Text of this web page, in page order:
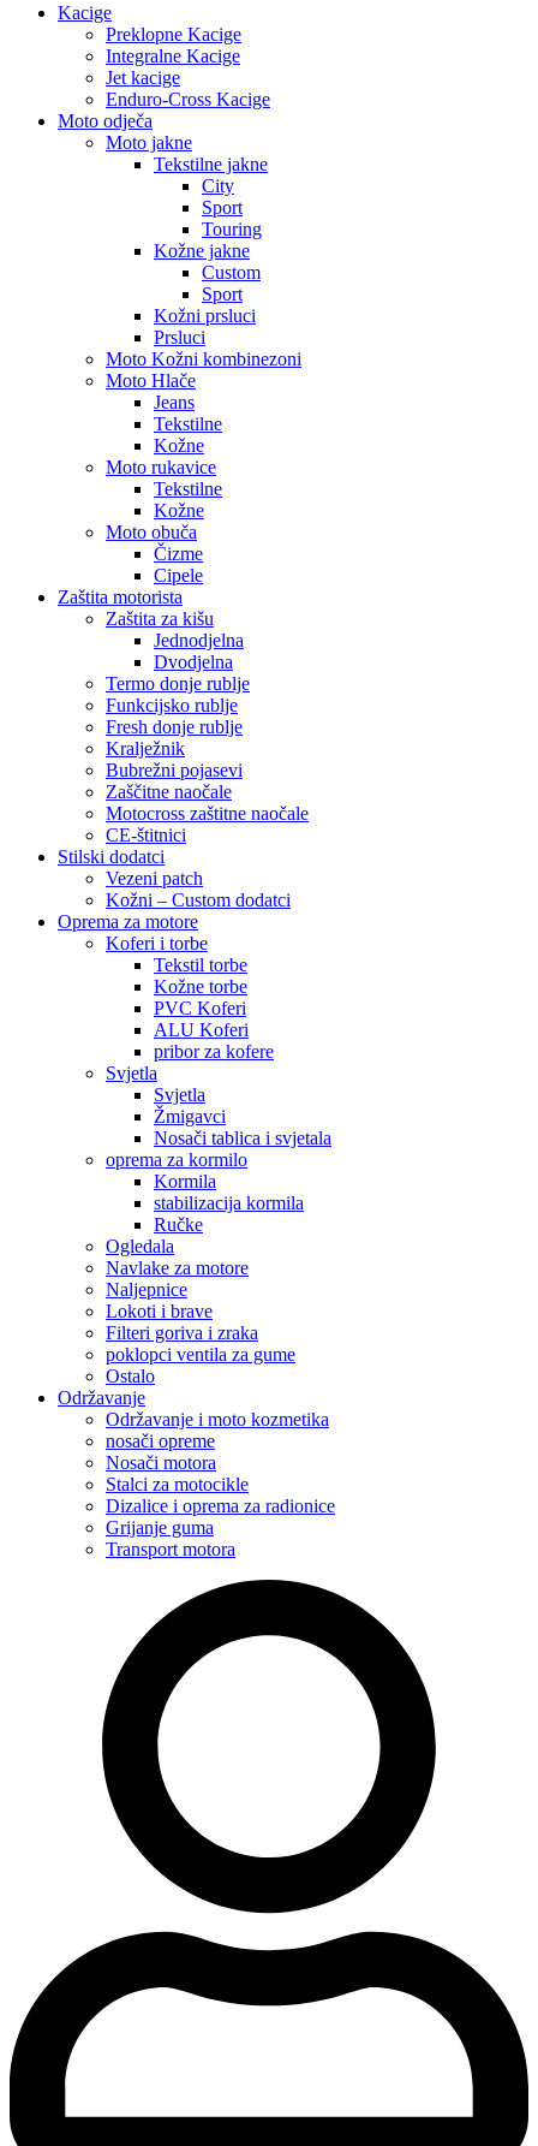
Kacige
Preklopne Kacige
Integralne Kacige
Jet kacige
Enduro-Cross Kacige
Moto odječa
Moto jakne
Tekstilne jakne
City
Sport
Touring
Kožne jakne
Custom
Sport
Kožni prsluci
Prsluci
Moto Kožni kombinezoni
Moto Hlače
Jeans
Tekstilne
Kožne
Moto rukavice
Tekstilne
Kožne
Moto obuča
Čizme
Cipele
Zaštita motorista
Zaštita za kišu
Jednodjelna
Dvodjelna
Termo donje rublje
Funkcijsko rublje
Fresh donje rublje
Kralježnik
Bubrežni pojasevi
Zaščitne naočale
Motocross zaštitne naočale
CE-štitnici
Stilski dodatci
Vezeni patch
Kožni – Custom dodatci
Oprema za motore
Koferi i torbe
Tekstil torbe
Kožne torbe
PVC Koferi
ALU Koferi
pribor za kofere
Svjetla
Svjetla
Žmigavci
Nosači tablica i svjetala
oprema za kormilo
Kormila
stabilizacija kormila
Ručke
Ogledala
Navlake za motore
Naljepnice
Lokoti i brave
Filteri goriva i zraka
poklopci ventila za gume
Ostalo
Održavanje
Održavanje i moto kozmetika
nosači opreme
Nosači motora
Stalci za motocikle
Dizalice i oprema za radionice
Grijanje guma
Transport motora